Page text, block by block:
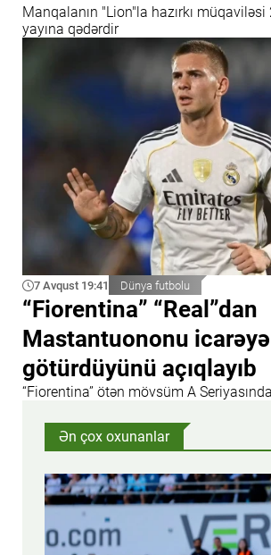
Manqalanın "Lion"la hazırkı
yayına qədərdir
7 Avqust 19:41 Dünya futbolu
“Fiorentina” “Real”dan
Mastantuononu icarəyə
götürdüyünü açıqlayıb
“Fiorentina” ötən mövsüm A
Ən çox oxunanlar